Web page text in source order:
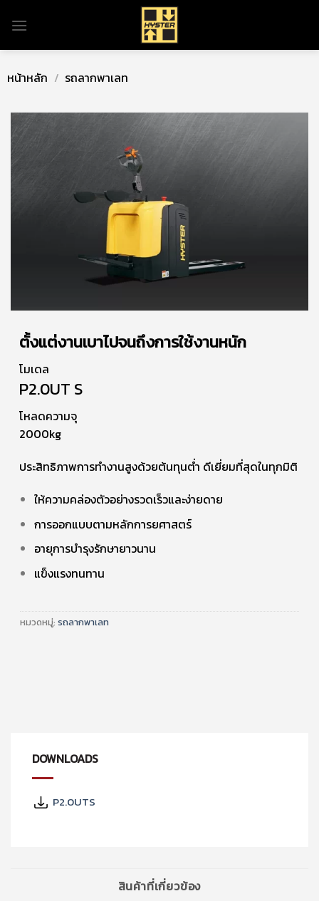
หน้าหลัก / รถลากพาเลท
ตั้งแต่งานเบาไปจนถึงการใช้งานหนัก
โมเดล
P2.0UT S
โหลดความจุ
2000kg
ประสิทธิภาพการทำงานสูงด้วยต้นทุนต่ำ ดีเยี่ยมที่สุดในทุกมิติ
ให้ความคล่องตัวอย่างรวดเร็วและง่ายดาย
การออกแบบตามหลักการยศาสตร์
อายุการบำรุงรักษายาวนาน
แข็งแรงทนทาน
หมวดหมู่: รถลากพาเลท
DOWNLOADS
P2.0UTS
สินค้าที่เกี่ยวข้อง